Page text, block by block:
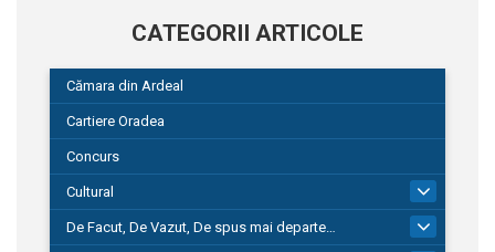
CATEGORII ARTICOLE
Cămara din Ardeal
Cartiere Oradea
Concurs
Cultural
De Facut, De Vazut, De spus mai departe…
580